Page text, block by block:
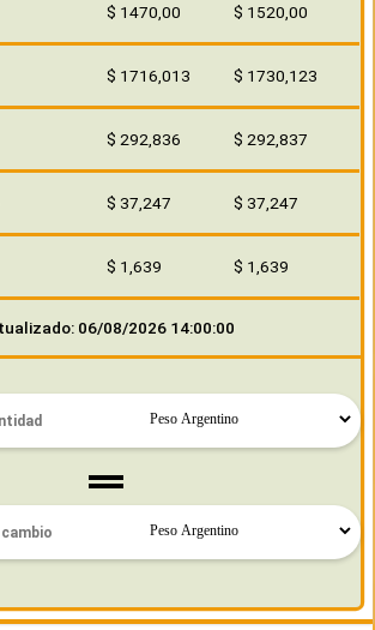
$ 1470,00 $ 1520,00
$ 1716,013 $ 1730,123
$ 292,836 $ 292,837
$ 37,247 $ 37,247
$ 1,639 $ 1,639
06/08/2026 14:00:00